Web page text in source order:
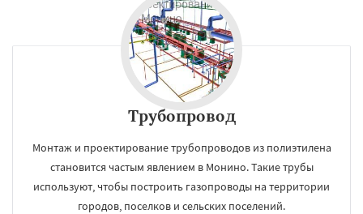
Трубопровод
Монтаж и проектирование трубопроводов из полиэтилена
становится частым явлением в Монино. Такие трубы
используют, чтобы построить газопроводы на территории
городов, поселков и сельских поселений.